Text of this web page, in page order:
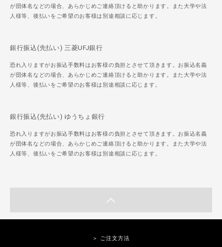
が団体名などの場合、あらかじめご連絡頂けると助かります。また大学や法
人様等、後払いをご希望のお客様は別途相談に応じます。
銀行振込(先払い) 三菱UFJ銀行
恐れ入りますがお振込手数料はお客様の負担とさせて頂きます。お振込名義
が団体名などの場合、あらかじめご連絡頂けると助かります。また大学や法
人様等、後払いをご希望のお客様は別途相談に応じます。
銀行振込(先払い) ゆうちょ銀行
恐れ入りますがお振込手数料はお客様の負担とさせて頂きます。お振込名義
が団体名などの場合、あらかじめご連絡頂けると助かります。また大学や法
人様等、後払いをご希望のお客様は別途相談に応じます。
＞ ご注文方法